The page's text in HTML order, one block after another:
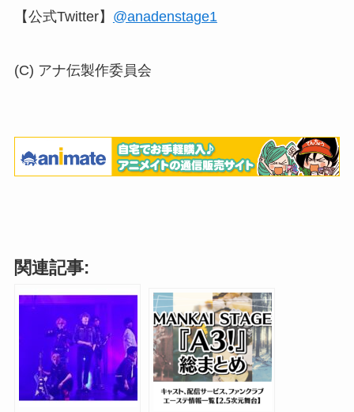
【公式Twitter】 @anadenstage1
(C) アナ伝製作委員会
関連記事: